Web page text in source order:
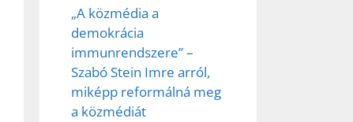
„A közmédia a
demokrácia
immunrendszere” –
Szabó Stein Imre arról,
miképp reformálná meg
a közmédiát